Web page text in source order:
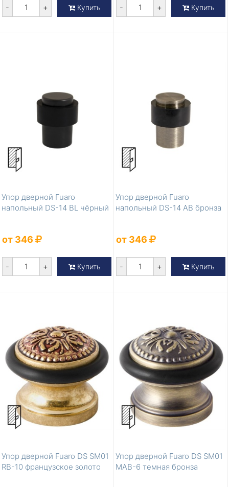
- + Купить - + Купить
Упор дверной Fuaro
напольный DS-14 BL чёрный
от 346
- + Купить
Упор дверной Fuaro
напольный DS-14 AB бронза
от 346
- + Купить
Упор дверной Fuaro DS SM01
RB-10 французское золото
Упор дверной Fuaro DS SM01
MAB-6 темная бронза